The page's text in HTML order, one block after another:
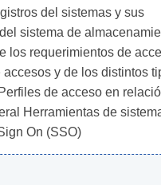
del sistemas y sus
sistema de
los requerimientos de
y de los distintos
de acceso en
Herramientas de
On (SSO)